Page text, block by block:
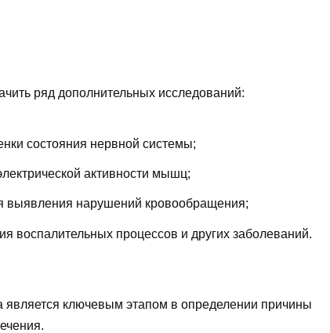
ряд дополнительных исследований:
состояния нервной системы;
активности мышц;
выявления нарушений кровообращения;
воспалительных процессов и других заболеваний.
является ключевым этапом в определении причины